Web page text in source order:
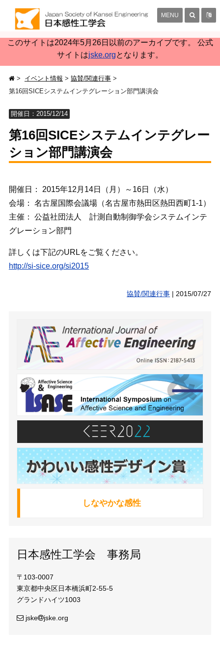
このサイトは2024年5月26日以前のアーカイブです。 公式
サイトはjske.orgとなります。
MENU
イベント情報
協賛/関連行事
第16回SICEシステムインテグレーション部門講演会
開催日：2015/12/14
第16回SICEシステムインテグレー
ション部門講演会
開催日： 2015年12月14日（月）～16日（水）
会場： 名古屋国際会議場（名古屋市熱田区熱田西町1-1）
主催： 公益社団法人 計測自動制御学会システムインテ
グレーション部門
詳しくは下記のURLをご覧ください。
http://si-sice.org/si2015
協賛/関連行事 |2015/07/27
しなやかな感性
日本感性工学会 事務局
〒103-0007
東京都中央区日本橋浜町2-55-5
グランドハイツ1003
jske jske.org